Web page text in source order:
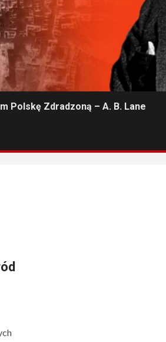
Polskę Zdradzoną – A. B. Lane